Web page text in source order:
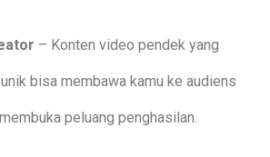
– Konten video pendek yang
bisa membawa kamu ke audiens
peluang penghasilan.